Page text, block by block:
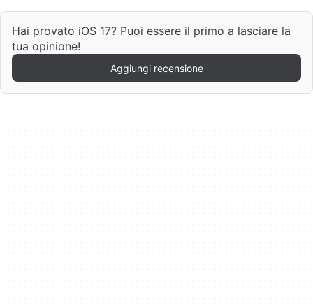
Hai provato iOS 17? Puoi essere il primo a lasciare la
tua opinione!
Aggiungi recensione